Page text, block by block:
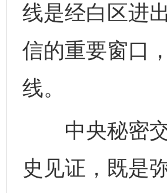
线是经白区进
信的重要窗口
线。
中央秘密交
史见证，既是